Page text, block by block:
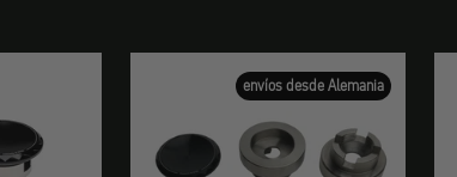
envíos desde Alemania